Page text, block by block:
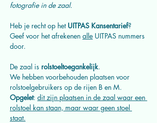
fotografie in de zaal.
Heb je recht op het UITPAS Kansentarief?
Geef voor het afrekenen alle UITPAS nummers
door.
De zaal is rolstoeltoegankelijk.
We hebben voorbehouden plaatsen voor
rolstoelgebruikers op de rijen B en M.
Opgelet: dit zijn plaatsen in de zaal waar een
rolstoel kan staan, maar waar geen stoel
staat.